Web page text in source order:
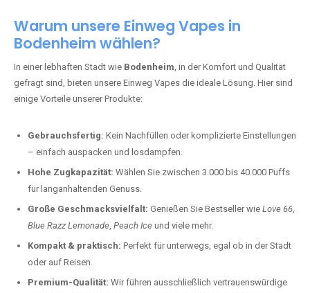
Warum unsere Einweg Vapes in
Bodenheim wählen?
In einer lebhaften Stadt wie Bodenheim, in der Komfort und Qualität
gefragt sind, bieten unsere Einweg Vapes die ideale Lösung. Hier sind
einige Vorteile unserer Produkte:
Gebrauchsfertig: Kein Nachfüllen oder komplizierte Einstellungen
– einfach auspacken und losdampfen.
Hohe Zugkapazität: Wählen Sie zwischen 3.000 bis 40.000 Puffs
für langanhaltenden Genuss.
Große Geschmacksvielfalt: Genießen Sie Bestseller wie Love 66,
Blue Razz Lemonade, Peach Ice und viele mehr.
Kompakt & praktisch: Perfekt für unterwegs, egal ob in der Stadt
oder auf Reisen.
Premium-Qualität: Wir führen ausschließlich vertrauenswürdige